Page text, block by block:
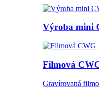
Výroba mini
Filmová
Gravírovaná